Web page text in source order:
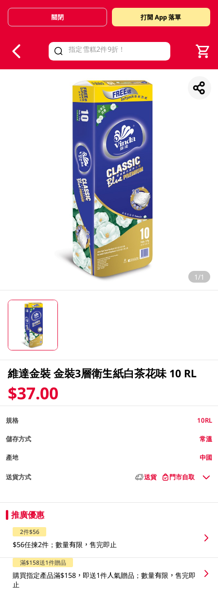
Valid Until 30 June 2026
關閉 打開 App 落單
1/1
維達金裝 金裝3層衛生紙白茶花味 10 RL
$37.00
規格 10RL
儲存方式 常溫
產地 中國
送貨方式 送貨 門市自取
推廣優惠
2件$56
$56任揀2件；數量有限，售完即止
滿$158送1件贈品
購買指定產品滿$158，即送1件人氣贈品；數量有限，售完即
止